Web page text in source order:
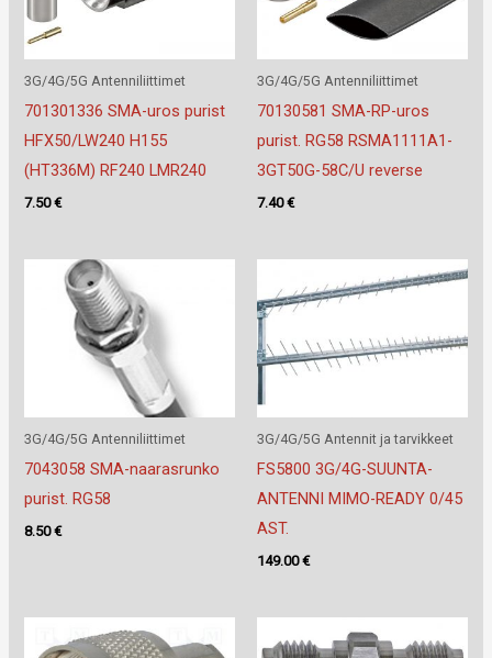
3G/4G/5G Antenniliittimet
701301336 SMA-uros purist
HFX50/LW240 H155
(HT336M) RF240 LMR240
7.50€
3G/4G/5G Antenniliittimet
70130581 SMA-RP-uros
purist. RG58 RSMA1111A1-
3GT50G-58C/U reverse
7.40€
3G/4G/5G Antenniliittimet
7043058 SMA-naarasrunko
purist. RG58
8.50€
3G/4G/5G Antennit ja tarvikkeet
FS5800 3G/4G-SUUNTA-
ANTENNI MIMO-READY 0/45
AST.
149.00€